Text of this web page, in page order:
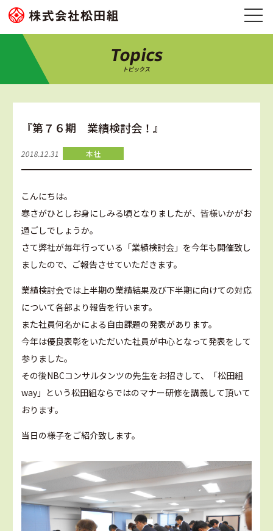
Topics
トピックス
『第７６期 業績検討会！』
2018.12.31 本社
こんにちは。
寒さがひとしお身にしみる頃となりましたが、皆様いかがお
過ごしでしょうか。
さて弊社が毎年行っている「業績検討会」を今年も開催致し
ましたので、ご報告させていただきます。
業績検討会では上半期の業績結果及び下半期に向けての対応
について各部より報告を行います。
また社員何名かによる自由課題の発表があります。
今年は優良表彰をいただいた社員が中心となって発表をして
参りました。
その後NBCコンサルタンツの先生をお招きして、「松田組
way」という松田組ならではのマナー研修を講義して頂いて
おります。
当日の様子をご紹介致します。